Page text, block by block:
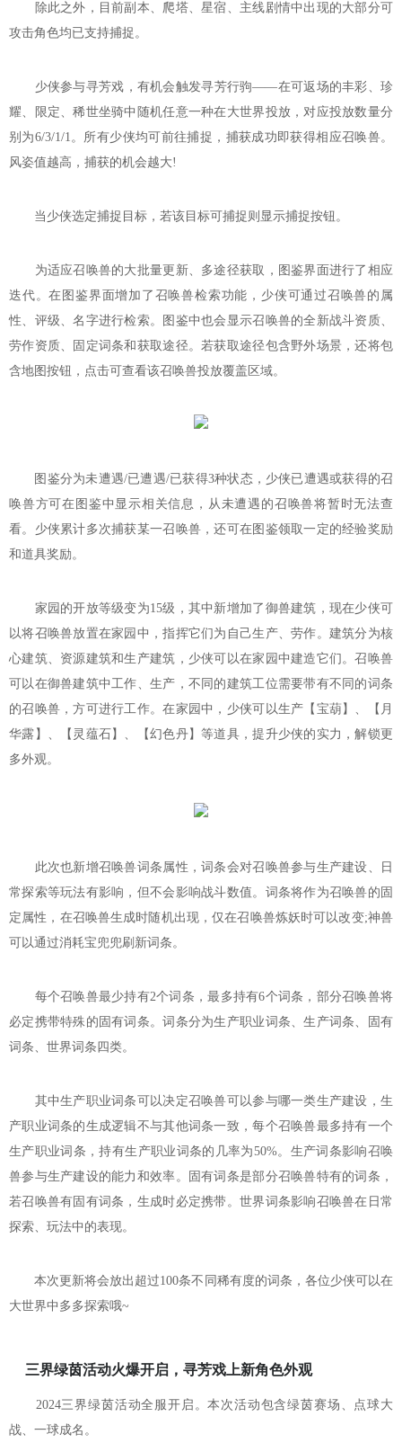
除此之外，目前副本、爬塔、星宿、主线剧情中出现的大部分可
攻击角色均已支持捕捉。
少侠参与寻芳戏，有机会触发寻芳行驹——在可返场的丰彩、珍
耀、限定、稀世坐骑中随机任意一种在大世界投放，对应投放数量分
别为6/3/1/1。所有少侠均可前往捕捉，捕获成功即获得相应召唤兽。
风姿值越高，捕获的机会越大!
当少侠选定捕捉目标，若该目标可捕捉则显示捕捉按钮。
为适应召唤兽的大批量更新、多途径获取，图鉴界面进行了相应
迭代。在图鉴界面增加了召唤兽检索功能，少侠可通过召唤兽的属
性、评级、名字进行检索。图鉴中也会显示召唤兽的全新战斗资质、
劳作资质、固定词条和获取途径。若获取途径包含野外场景，还将包
含地图按钮，点击可查看该召唤兽投放覆盖区域。
图鉴分为未遭遇/已遭遇/已获得3种状态，少侠已遭遇或获得的召
唤兽方可在图鉴中显示相关信息，从未遭遇的召唤兽将暂时无法查
看。少侠累计多次捕获某一召唤兽，还可在图鉴领取一定的经验奖励
和道具奖励。
家园的开放等级变为15级，其中新增加了御兽建筑，现在少侠可
以将召唤兽放置在家园中，指挥它们为自己生产、劳作。建筑分为核
心建筑、资源建筑和生产建筑，少侠可以在家园中建造它们。召唤兽
可以在御兽建筑中工作、生产，不同的建筑工位需要带有不同的词条
的召唤兽，方可进行工作。在家园中，少侠可以生产【宝葫】、【月
华露】、【灵蕴石】、【幻色丹】等道具，提升少侠的实力，解锁更
多外观。
此次也新增召唤兽词条属性，词条会对召唤兽参与生产建设、日
常探索等玩法有影响，但不会影响战斗数值。词条将作为召唤兽的固
定属性，在召唤兽生成时随机出现，仅在召唤兽炼妖时可以改变;神兽
可以通过消耗宝兜兜刷新词条。
每个召唤兽最少持有2个词条，最多持有6个词条，部分召唤兽将
必定携带特殊的固有词条。词条分为生产职业词条、生产词条、固有
词条、世界词条四类。
其中生产职业词条可以决定召唤兽可以参与哪一类生产建设，生
产职业词条的生成逻辑不与其他词条一致，每个召唤兽最多持有一个
生产职业词条，持有生产职业词条的几率为50%。生产词条影响召唤
兽参与生产建设的能力和效率。固有词条是部分召唤兽特有的词条，
若召唤兽有固有词条，生成时必定携带。世界词条影响召唤兽在日常
探索、玩法中的表现。
本次更新将会放出超过100条不同稀有度的词条，各位少侠可以在
大世界中多多探索哦~
三界绿茵活动火爆开启，寻芳戏上新角色外观
2024三界绿茵活动全服开启。本次活动包含绿茵赛场、点球大
战、一球成名。